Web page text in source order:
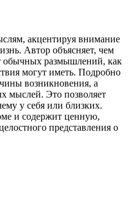
акцентируя внимание
Автор объясняет, чем
обычных размышлений, как
могут иметь. Подробно
возникновения, а
мыслей. Это позволяет
у себя или близких.
и содержит ценную,
представления о